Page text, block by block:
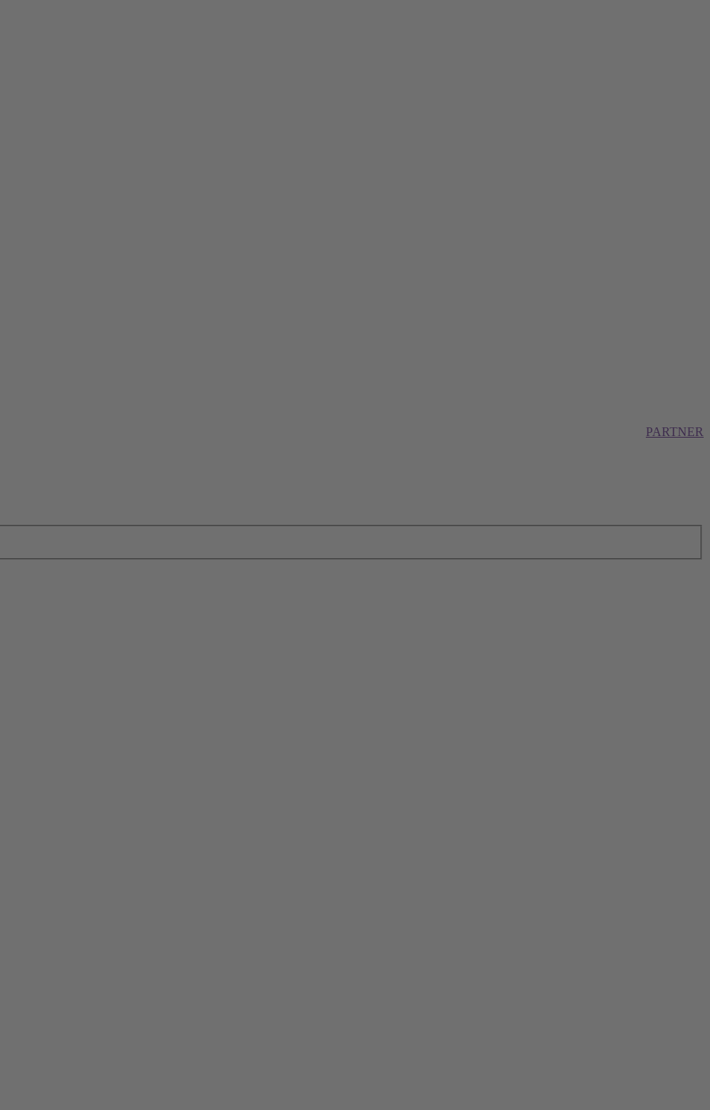
PARTNER